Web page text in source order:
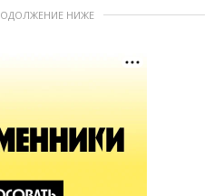
НИЖЕ